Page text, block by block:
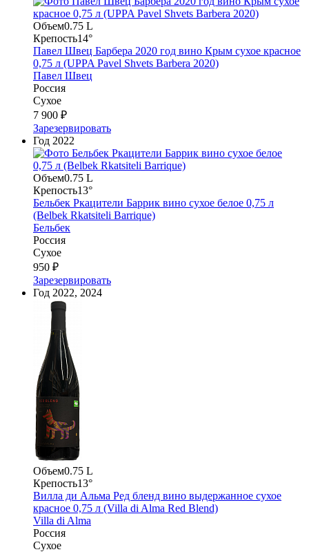
Объем0.75 L
Крепость14°
Павел Швец Барбера 2020 год вино Крым сухое красное
0,75 л (UPPA Pavel Shvets Barbera 2020)
Павел Швец
Россия
Сухое
7 900 ₽
Зарезервировать
Год 2022
Объем0.75 L
Крепость13°
Бельбек Ркацители Баррик вино сухое белое 0,75 л
(Belbek Rkatsiteli Barrique)
Бельбек
Россия
Сухое
950 ₽
Зарезервировать
Год 2022, 2024
Объем0.75 L
Крепость13°
Вилла ди Альма Ред бленд вино выдержанное сухое
красное 0,75 л (Villa di Alma Red Blend)
Villa di Alma
Россия
Сухое